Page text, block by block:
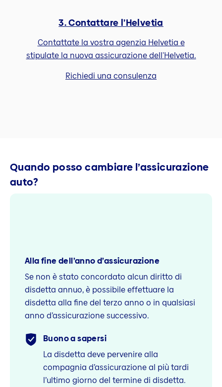
3. Contattare l’Helvetia
Contattate la vostra agenzia Helvetia e
stipulate la nuova assicurazione dell'Helvetia.
Richiedi una consulenza
Quando posso cambiare l’assicurazione
auto?
Alla fine dell’anno d’assicurazione
Se non è stato concordato alcun diritto di
disdetta annuo, è possibile effettuare la
disdetta alla fine del terzo anno o in qualsiasi
anno d’assicurazione successivo.
Buono a sapersi
La disdetta deve pervenire alla
compagnia d’assicurazione al più tardi
l’ultimo giorno del termine di disdetta.